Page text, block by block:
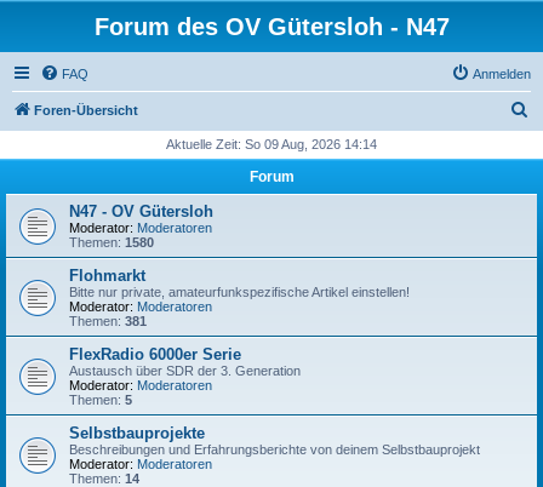
Forum des OV Gütersloh - N47
FAQ Anmelden
Foren-Übersicht
h
Aktuelle Zeit: So 09 Aug, 2026 14:14
Forum
N47 - OV Gütersloh
Moderator: Moderatoren
Themen: 1580
Flohmarkt
Bitte nur private, amateurfunkspezifische Artikel einstellen!
Moderator: Moderatoren
Themen: 381
FlexRadio 6000er Serie
Austausch über SDR der 3. Generation
Moderator: Moderatoren
Themen: 5
Selbstbauprojekte
Beschreibungen und Erfahrungsberichte von deinem Selbstbauprojekt
Moderator: Moderatoren
Themen: 14